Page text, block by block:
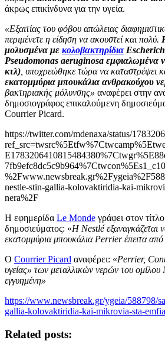
άκρως επικίνδυνα για την υγεία.
«Εξαιτίας του φόβου απώλειας
περιμένετε η είδηση να ακουστεί και πολύ.
μολυσμένα με κολοβακτηρίδια
Pseudomonas aeruginosa εμφιαλωμένα
κτλ), υποχρεώθηκε τώρα να καταστρέψει
εκατομμύρια μπουκάλια ανθρακούχου
βακτηριακής μόλυνσης» αναφέρει στην
δημοσιογράφος επικαλούμενη
Courrier Picard.
https://twitter.com/mdenaxa/status/
nestle-stin-gallia-kolovaktiridia-kai-
nera%2F
Η εφημερίδα Le Monde γράφει στον
δημοσιεύματος: «Η Nestlé εξαναγκάζεται
εκατομμύρια μπουκάλια Perrier έπειτα
Ο Courrier Picard αναφέρει: «Perrier,
υγείας» των μεταλλικών νερών του ομίλου
εγγυημένη»
https://www.newsbreak.gr/ygeia/588798/
gallia-kolovaktiridia-kai-mikrovia-sta-
Related posts: